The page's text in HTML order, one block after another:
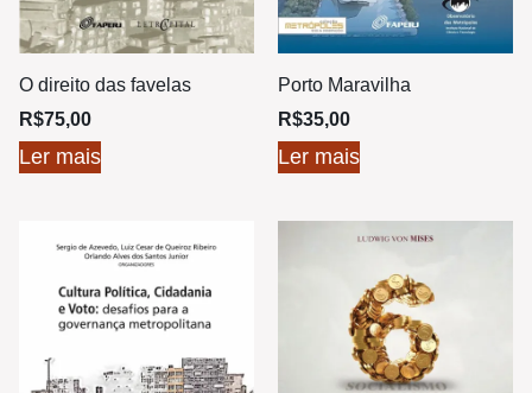
O direito das favelas
R$75,00
Ler mais
Porto Maravilha
R$35,00
Ler mais